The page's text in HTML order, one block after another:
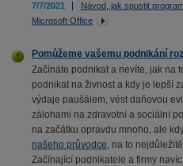
7/7/2021
Návod, jak spustit
Microsoft Office
Pomůžeme vašemu podnikání
Začínáte podnikat a nevíte, jak na
podnikat na živnost a kdy je lepší
výdaje paušálem, vést daňovou
zálohami na zdravotní a sociální
na začátku opravdu mnoho, ale
našeho průvodce, na to
Začínající podnikatele a firmy